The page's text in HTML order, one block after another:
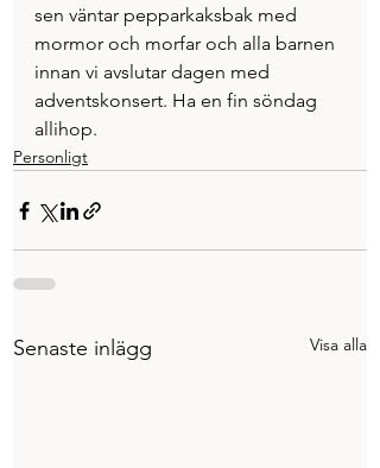
sen väntar pepparkaksbak med
mormor och morfar och alla barnen
innan vi avslutar dagen med
adventskonsert. Ha en fin söndag
allihop.
Personligt
Senaste inlägg Visa alla